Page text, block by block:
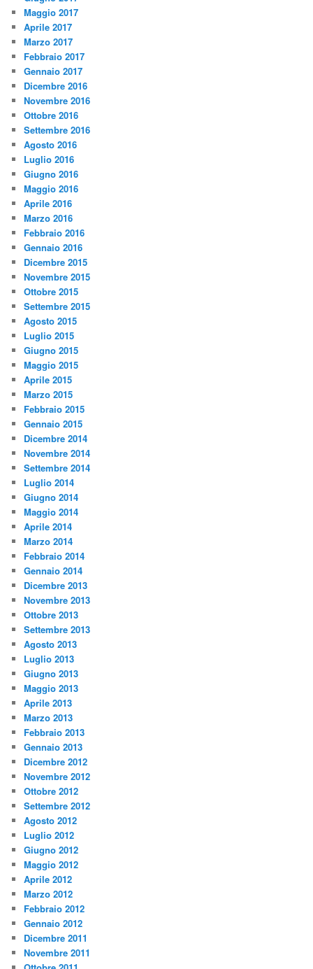
Maggio 2017
Aprile 2017
Marzo 2017
Febbraio 2017
Gennaio 2017
Dicembre 2016
Novembre 2016
Ottobre 2016
Settembre 2016
Agosto 2016
Luglio 2016
Giugno 2016
Maggio 2016
Aprile 2016
Marzo 2016
Febbraio 2016
Gennaio 2016
Dicembre 2015
Novembre 2015
Ottobre 2015
Settembre 2015
Agosto 2015
Luglio 2015
Giugno 2015
Maggio 2015
Aprile 2015
Marzo 2015
Febbraio 2015
Gennaio 2015
Dicembre 2014
Novembre 2014
Settembre 2014
Luglio 2014
Giugno 2014
Maggio 2014
Aprile 2014
Marzo 2014
Febbraio 2014
Gennaio 2014
Dicembre 2013
Novembre 2013
Ottobre 2013
Settembre 2013
Agosto 2013
Luglio 2013
Giugno 2013
Maggio 2013
Aprile 2013
Marzo 2013
Febbraio 2013
Gennaio 2013
Dicembre 2012
Novembre 2012
Ottobre 2012
Settembre 2012
Agosto 2012
Luglio 2012
Giugno 2012
Maggio 2012
Aprile 2012
Marzo 2012
Febbraio 2012
Gennaio 2012
Dicembre 2011
Novembre 2011